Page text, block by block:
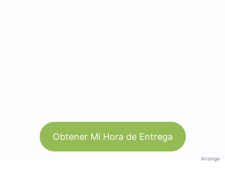
Obtener Mi Hora de Entrega
Anzeige